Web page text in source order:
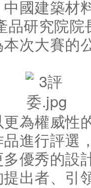
中國建築材
品研究院院
次大賽的
為權威性
進行評選
優秀的設
出者、引